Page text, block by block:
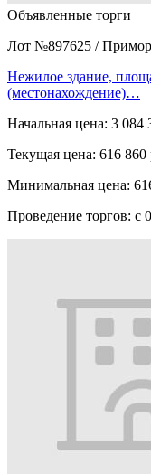
Объявленные торги
Лот №897625 /
Нежилое здание,
(местонахождение)…
Начальная цена: 3 084
Текущая цена: 616 860
Минимальная цена:
Проведение торгов: с